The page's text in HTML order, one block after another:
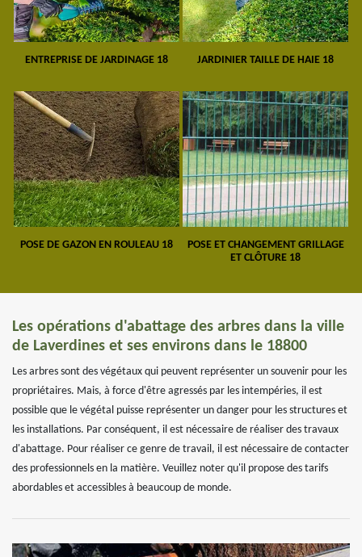
ENTREPRISE DE JARDINAGE 18 JARDINIER TAILLE DE HAIE 18
POSE DE GAZON EN ROULEAU 18
POSE ET CHANGEMENT GRILLAGE
ET CLÔTURE 18
Les opérations d'abattage des arbres dans la ville
de Laverdines et ses environs dans le 18800
Les arbres sont des végétaux qui peuvent représenter un souvenir pour les
propriétaires. Mais, à force d'être agressés par les intempéries, il est
possible que le végétal puisse représenter un danger pour les structures et
les installations. Par conséquent, il est nécessaire de réaliser des travaux
d'abattage. Pour réaliser ce genre de travail, il est nécessaire de contacter
des professionnels en la matière. Veuillez noter qu'il propose des tarifs
abordables et accessibles à beaucoup de monde.